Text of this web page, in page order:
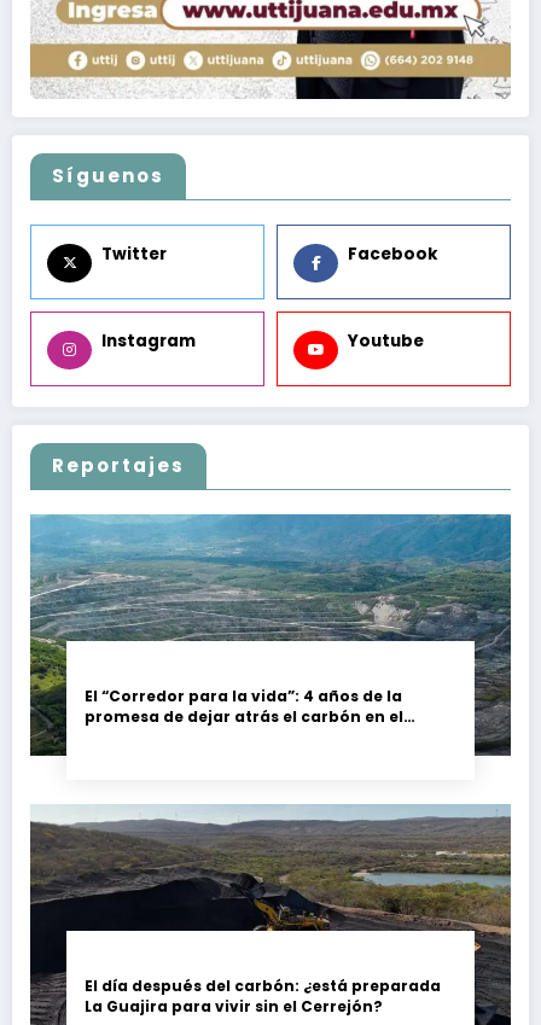
Síguenos
Twitter Facebook
Instagram Youtube
Reportajes
El “Corredor para la vida”: 4 años de la
promesa de dejar atrás el carbón en el
El día después del carbón: ¿está preparada
La Guajira para vivir sin el Cerrejón?